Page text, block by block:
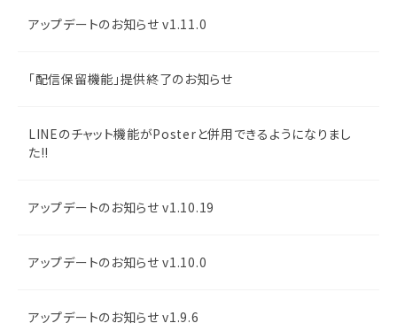
アップデートのお知らせ v1.11.0
「配信保留機能」提供終了のお知らせ
LINEのチャット機能がPosterと併用できるようになりまし
た!!
アップデートのお知らせ v1.10.19
アップデートのお知らせ v1.10.0
アップデートのお知らせ v1.9.6